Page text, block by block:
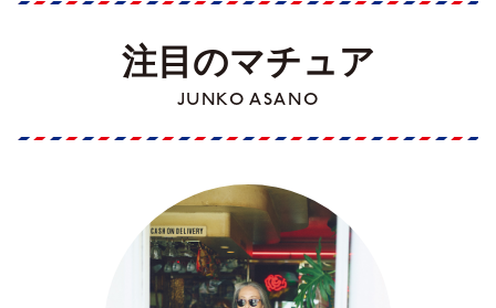
注目のマチュア
JUNKO ASANO